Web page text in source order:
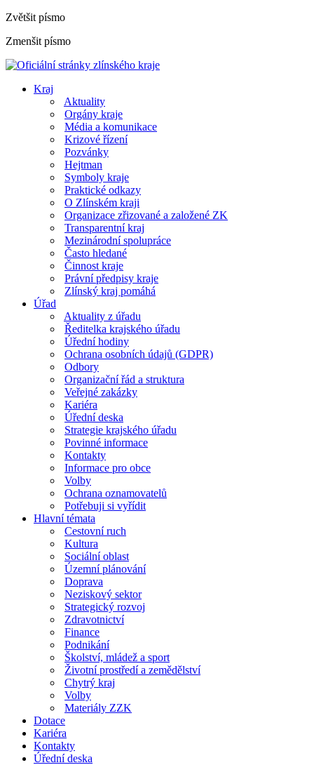
Zvětšit písmo
Zmenšit písmo
Kraj
Aktuality
Orgány kraje
Média a komunikace
Krizové řízení
Pozvánky
Hejtman
Symboly kraje
Praktické odkazy
O Zlínském kraji
Organizace zřizované a založené ZK
Transparentní kraj
Mezinárodní spolupráce
Často hledané
Činnost kraje
Právní předpisy kraje
Zlínský kraj pomáhá
Úřad
Aktuality z úřadu
Ředitelka krajského úřadu
Úřední hodiny
Ochrana osobních údajů (GDPR)
Odbory
Organizační řád a struktura
Veřejné zakázky
Kariéra
Úřední deska
Strategie krajského úřadu
Povinné informace
Kontakty
Informace pro obce
Volby
Ochrana oznamovatelů
Potřebuji si vyřídit
Hlavní témata
Cestovní ruch
Kultura
Sociální oblast
Územní plánování
Doprava
Neziskový sektor
Strategický rozvoj
Zdravotnictví
Finance
Podnikání
Školství, mládež a sport
Životní prostředí a zemědělství
Chytrý kraj
Volby
Materiály ZZK
Dotace
Kariéra
Kontakty
Úřední deska